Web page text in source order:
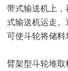
带式输送机上
式输送机运走。
可使斗轮将储料
臂架型斗轮堆